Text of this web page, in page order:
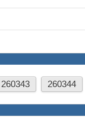
260343 260344